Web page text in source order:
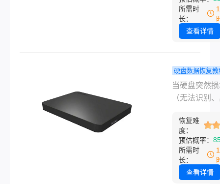
损坏后数据
一般费用，
一些实用建
据重要性、
度、硬盘容
务商资质及
呢？以下是
数据恢复费
细分析。
所需时
长：
查看详情
硬盘数据恢复教
盘坏了怎么
据弄出来？
析！
当硬盘突然
（无法识别
数据恢复的
往取决于应
是否得当。
盘坏了怎么
弄出来呢？
恢复难
度：
预估概率：
所需时
长：
查看详情